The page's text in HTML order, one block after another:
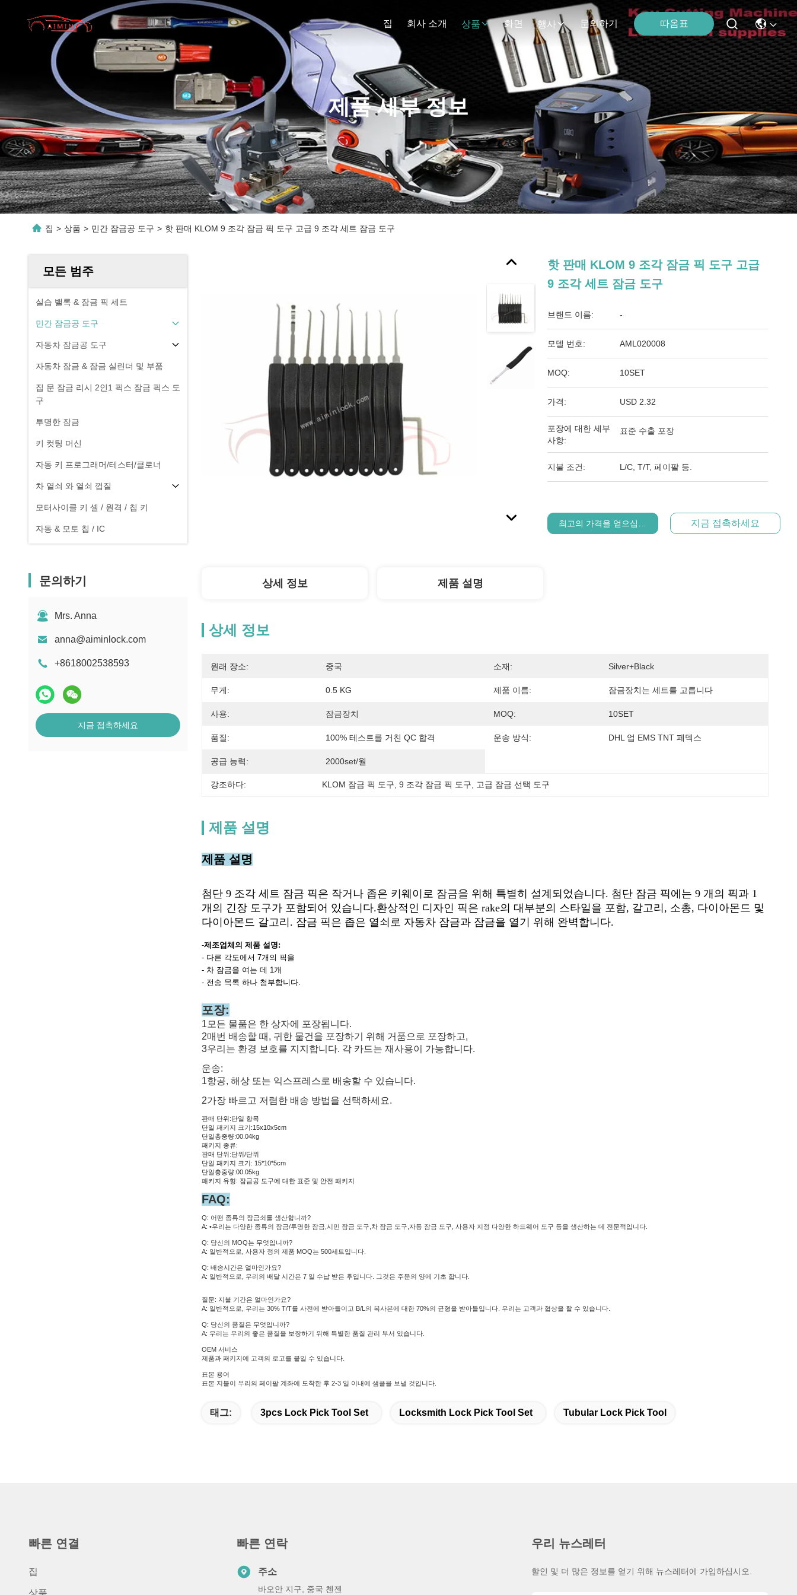
집 회사 소개 상품 화면 행사 문의하기 따옴표
제품 세부 정보
집 > 상품 > 민간 잠금공 도구 > 핫 판매 KLOM 9 조각 잠금 픽 도구 고급 9 조각 세트 잠금 도구
모든 범주
실습 밸록 & 잠금 픽 세트
민간 잠금공 도구
자동차 잠금공 도구
자동차 잠금 & 잠금 실린더 및 부품
집 문 잠금 리시 2인1 픽스 잠금 픽스 도
구
투명한 잠금
키 컷팅 머신
자동 키 프로그래머/테스터/클로너
차 열쇠 와 열쇠 껍질
모터사이클 키 셸 / 원격 / 칩 키
자동 & 모토 칩 / IC
문의하기
Mrs. Anna
anna@aiminlock.com
+8618002538593
지금 접촉하세요
핫 판매 KLOM 9 조각 잠금 픽 도구 고급
9 조각 세트 잠금 도구
브랜드 이름: -
모델 번호: AML020008
MOQ: 10SET
가격: USD 2.32
포장에 대한 세부
사항:
표준 수출 포장
지불 조건: L/C, T/T, 페이팔 등.
최고의 가격을 얻으십시오 지금 접촉하세요
상세 정보 제품 설명
상세 정보
원래 장소: 중국 소재: Silver+Black
무게: 0.5 KG 제품 이름: 잠금장치는 세트를 고릅니다
사용: 잠금장치 MOQ: 10SET
품질: 100% 테스트를 거친 QC 합격 운송 방식: DHL 업 EMS TNT 페덱스
공급 능력: 2000set/월
강조하다: KLOM 잠금 픽 도구 , 9 조각 잠금 픽 도구 고급 잠금 선택 도구
제품 설명
제품 설명
첨단 9 조각 세트 잠금 픽은 작거나 좁은 키웨이로 잠금을 위해 특별히 설계되었습니다. 첨단 잠금 픽에는 9 개의 픽과 1
개의 긴장 도구가 포함되어 있습니다.환상적인 디자인 픽은 rake의 대부분의 스타일을 포함, 갈고리, 소총, 다이아몬드 및
다이아몬드 갈고리. 잠금 픽은 좁은 열쇠로 자동차 잠금과 잠금을 열기 위해 완벽합니다.
-제조업체의 제품 설명:
- 다른 각도에서 7개의 픽을
- 차 잠금을 여는 데 1개
- 전송 목록 하나 첨부합니다.
포장:
1모든 물품은 한 상자에 포장됩니다.
2매번 배송할 때, 귀한 물건을 포장하기 위해 거품으로 포장하고,
3우리는 환경 보호를 지지합니다. 각 카드는 재사용이 가능합니다.
운송:
1항공, 해상 또는 익스프레스로 배송할 수 있습니다.
2가장 빠르고 저렴한 배송 방법을 선택하세요.
판매 단위:단일 항목
단일 패키지 크기:15x10x5cm
단일총중량:00.04kg
패키지 종류:
판매 단위:단위/단위
단일 패키지 크기: 15*10*5cm
단일총중량:00.05kg
패키지 유형: 잠금공 도구에 대한 표준 및 안전 패키지
FAQ:
Q: 어떤 종류의 잠금쇠를 생산합니까?
A: •우리는 다양한 종류의 잠금/투명한 잠금,시민 잠금 도구,차 잠금 도구,자동 잠금 도구, 사용자 지정 다양한 하드웨어 도구 등을 생산하는 데 전문적입니다.
Q: 당신의 MOQ는 무엇입니까?
A: 일반적으로, 사용자 정의 제품 MOQ는 500세트입니다.
Q: 배송시간은 얼마인가요?
A: 일반적으로, 우리의 배달 시간은 7 일 수납 받은 후입니다. 그것은 주문의 양에 기초 합니다.
질문: 지불 기간은 얼마인가요?
A: 일반적으로, 우리는 30% T/T를 사전에 받아들이고 B/L의 복사본에 대한 70%의 균형을 받아들입니다. 우리는 고객과 협상을 할 수 있습니다.
Q: 당신의 품질은 무엇입니까?
A: 우리는 우리의 좋은 품질을 보장하기 위해 특별한 품질 관리 부서 있습니다.
OEM 서비스
제품과 패키지에 고객의 로고를 붙일 수 있습니다.
표본 용어
표본 지불이 우리의 페이팔 계좌에 도착한 후 2-3 일 이내에 샘플을 보낼 것입니다.
태그: 3pcs Lock Pick Tool Set Locksmith Lock Pick Tool Set Tubular Lock Pick Tool
빠른 연결
집
상품
빠른 연락
주소
바오안 지구, 중국 첸젠
우리 뉴스레터
할인 및 더 많은 정보를 얻기 위해 뉴스레터에 가입하십시오.